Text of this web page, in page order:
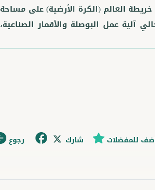
العالم (الكرة الأرضية) على مساحة
آلية عمل البوصلة والأقمار الصناعية،
رجوع شارك للمفضلات